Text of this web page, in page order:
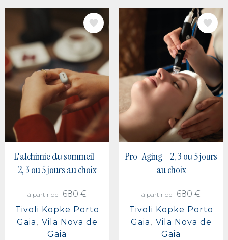
L'alchimie du sommeil -
2, 3 ou 5 jours au choix
à partir de
680 €
Tivoli Kopke Porto
Gaia
Vila Nova de
Gaia
IMAGE
Pro-Aging - 2, 3 ou 5 jours
au choix
à partir de
680 €
Tivoli Kopke Porto
Gaia
Vila Nova de
Gaia